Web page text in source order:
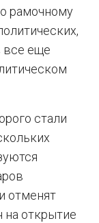
рамочному
все еще
стали
отменят
на открытие